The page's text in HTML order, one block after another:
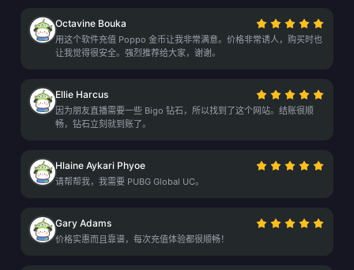
Octavine Bouka
用这个软件充值 Poppo 金币让我非常满意。价格非常诱人，购买时也
让我觉得很安全。强烈推荐给大家，谢谢。
Ellie Harcus
因为朋友直播需要一些 Bigo 钻石，所以找到了这个网站。结账很顺
畅，钻石立刻就到账了。
Hlaine Aykari Phyoe
请帮帮我，我需要 PUBG Global UC。
Gary Adams
价格实惠而且靠谱，每次充值体验都很顺畅！